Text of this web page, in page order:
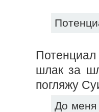
шлак за
погляжу
До меня